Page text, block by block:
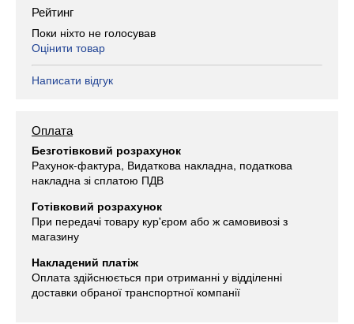
Рейтинг
Поки ніхто не голосував
Оцінити товар
Написати відгук
Оплата
Безготівковий розрахунок
Рахунок-фактура, Видаткова накладна, податкова
накладна зі сплатою ПДВ
Готівковий розрахунок
При передачі товару кур'єром або ж самовивозі з
магазину
Накладений платіж
Оплата здійснюється при отриманні у відділенні
доставки обраної транспортної компанії